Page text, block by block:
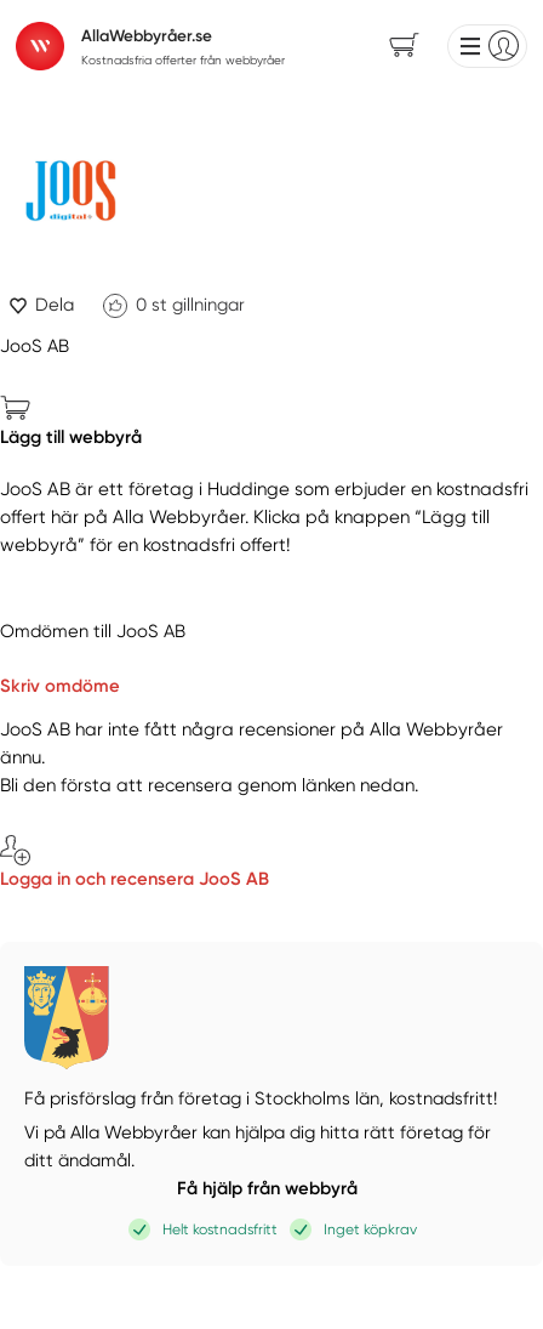
AllaWebbyråer.se
Kostnadsfria offerter från webbyråer
Dela 0 st gillningar
JooS AB
Lägg till webbyrå
JooS AB är ett företag i Huddinge som erbjuder en kostnadsfri
offert här på Alla Webbyråer. Klicka på knappen “Lägg till
webbyrå” för en kostnadsfri offert!
Omdömen till JooS AB
Skriv omdöme
JooS AB har inte fått några recensioner på Alla Webbyråer
ännu.
Bli den första att recensera genom länken nedan.
Logga in och recensera JooS AB
Få prisförslag från företag i Stockholms län, kostnadsfritt!
Vi på Alla Webbyråer kan hjälpa dig hitta rätt företag för
ditt ändamål.
Få hjälp från webbyrå
Helt kostnadsfritt Inget köpkrav